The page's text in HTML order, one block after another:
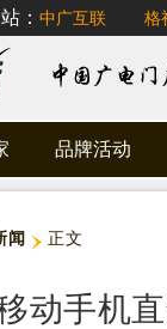
： 中广互联 格
品牌活动
闻 正文
动手机